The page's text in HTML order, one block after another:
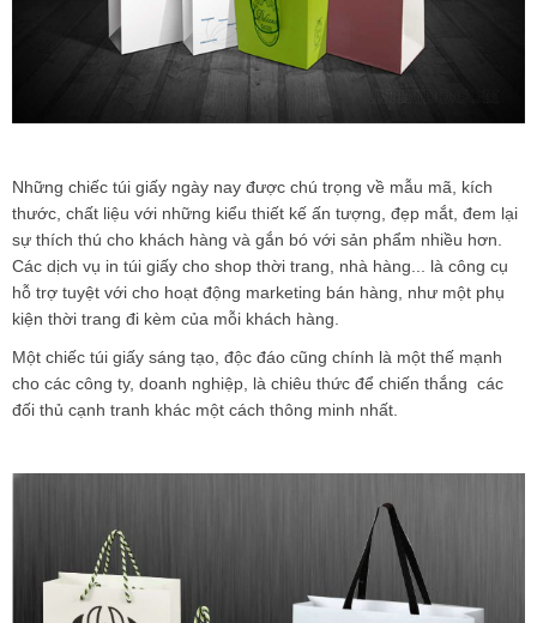
Những chiếc túi giấy ngày nay được chú trọng về mẫu mã, kích
thước, chất liệu với những kiểu thiết kế ấn tượng, đẹp mắt, đem lại
sự thích thú cho khách hàng và gắn bó với sản phẩm nhiều hơn.
Các dịch vụ in túi giấy cho shop thời trang, nhà hàng... là công cụ
hỗ trợ tuyệt với cho hoạt động marketing bán hàng, như một phụ
kiện thời trang đi kèm của mỗi khách hàng.
Một chiếc túi giấy sáng tạo, độc đáo cũng chính là một thế mạnh
cho các công ty, doanh nghiệp, là chiêu thức để chiến thắng các
đối thủ cạnh tranh khác một cách thông minh nhất.